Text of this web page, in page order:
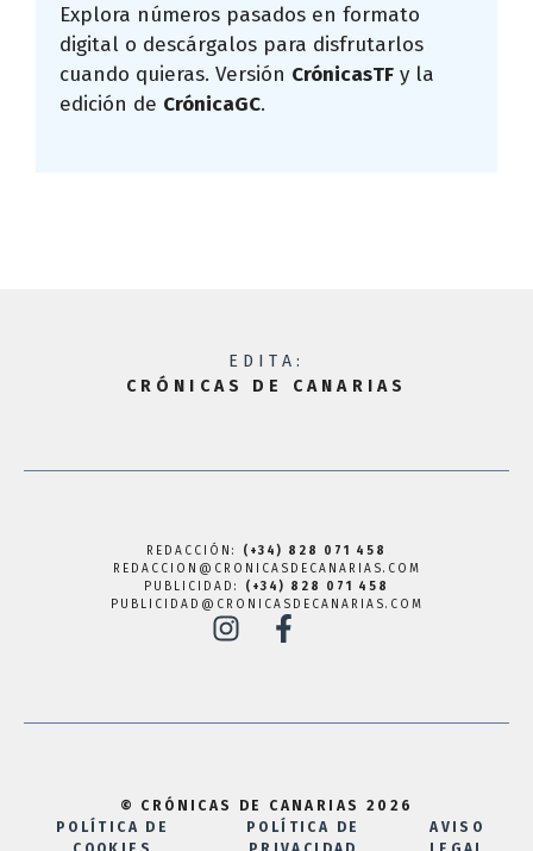
Explora números pasados en formato
digital o descárgalos para disfrutarlos
cuando quieras. Versión CrónicasTF y la
edición de CrónicaGC.
EDITA:
CRÓNICAS DE CANARIAS
REDACCIÓN: (+34) 828 071 458
REDACCION@CRONICASDECANARIAS.COM
PUBLICIDAD: (+34) 828 071 458
PUBLICIDAD@CRONICASDECANARIAS.COM
© CRÓNICAS DE CANARIAS 2026
POLÍTICA DE
POLÍTICA DE
AVISO